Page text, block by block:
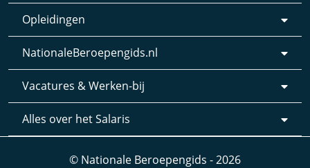
Opleidingen
NationaleBeroepengids.nl
Vacatures & Werken-bij
Alles over het Salaris
© Nationale Beroepengids - 2026